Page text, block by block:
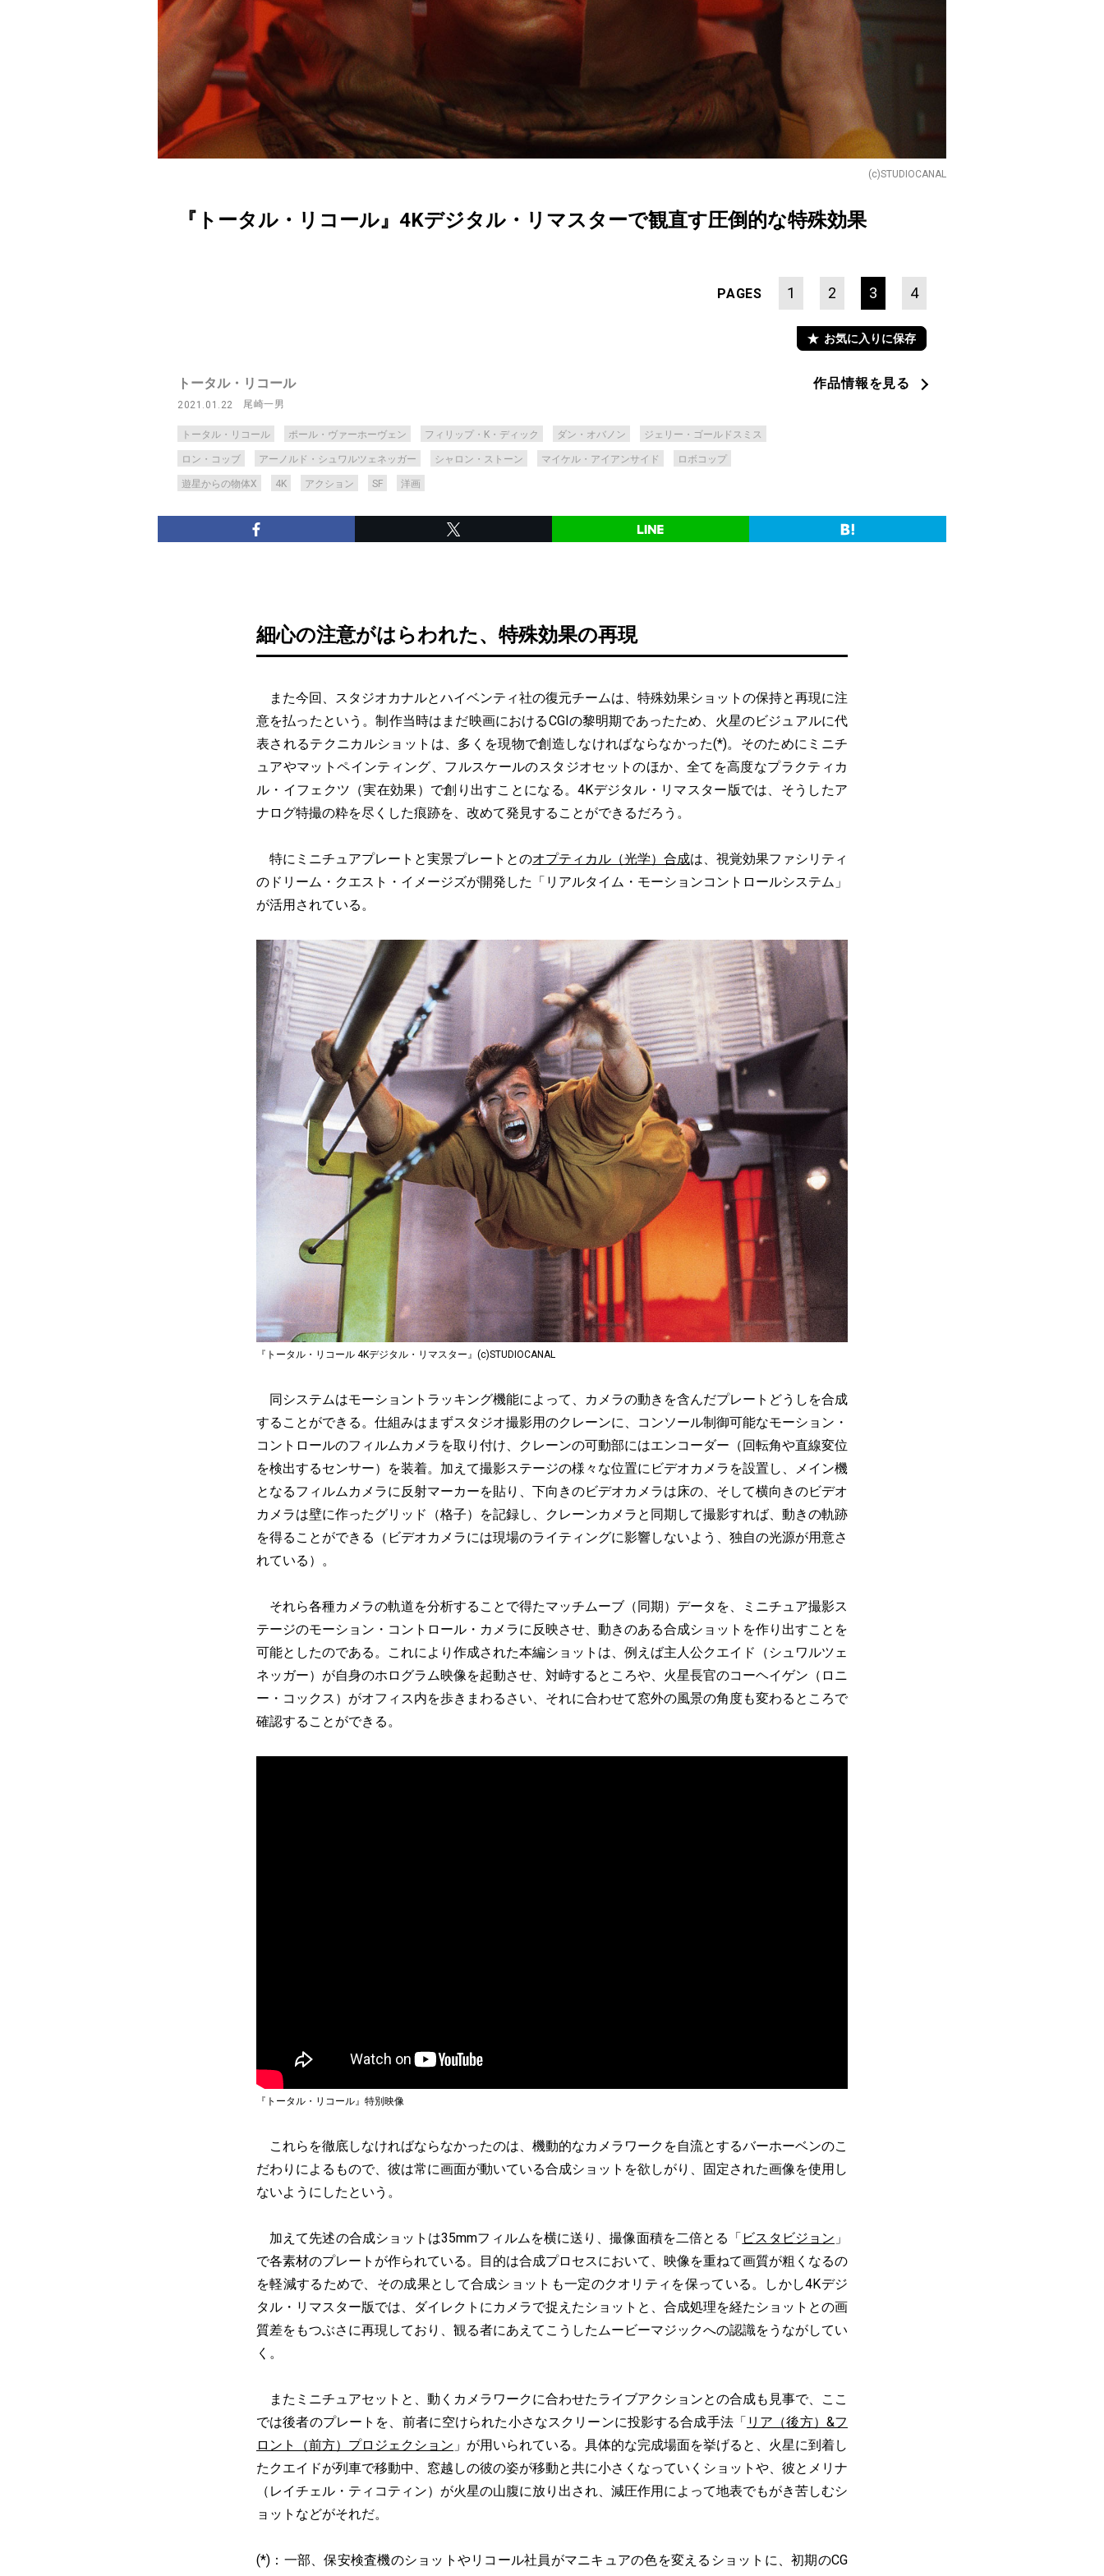
(c)STUDIOCANAL
『トータル・リコール』4Kデジタル・リマスターで観直す圧倒的な特殊効果
PAGES 1 2 3 4
お気に入りに保存
トータル・リコール
2021.01.22 尾崎一男
トータル・リコール ポール・ヴァーホーヴェン フィリップ・K・ディック ダン・オバノン ジェリー・ゴールドスミス
ロン・コッブ アーノルド・シュワルツェネッガー シャロン・ストーン マイケル・アイアンサイド ロボコップ
遊星からの物体X 4K アクション SF 洋画
作品情報を見る
細心の注意がはらわれた、特殊効果の再現
また今回、スタジオカナルとハイベンティ社の復元チームは、特殊効果ショットの保持と再現に注
意を払ったという。制作当時はまだ映画におけるCGIの黎明期であったため、火星のビジュアルに代
表されるテクニカルショットは、多くを現物で創造しなければならなかった(*)。そのためにミニチ
ュアやマットペインティング、フルスケールのスタジオセットのほか、全てを高度なプラクティカ
ル・イフェクツ（実在効果）で創り出すことになる。4Kデジタル・リマスター版では、そうしたア
ナログ特撮の粋を尽くした痕跡を、改めて発見することができるだろう。
特にミニチュアプレートと実景プレートとのオプティカル（光学）合成は、視覚効果ファシリティ
のドリーム・クエスト・イメージズが開発した「リアルタイム・モーションコントロールシステム」
が活用されている。
『トータル・リコール 4Kデジタル・リマスター』 (c)STUDIOCANAL
同システムはモーショントラッキング機能によって、カメラの動きを含んだプレートどうしを合成
することができる。仕組みはまずスタジオ撮影用のクレーンに、コンソール制御可能なモーション・
コントロールのフィルムカメラを取り付け、クレーンの可動部にはエンコーダー（回転角や直線変位
を検出するセンサー）を装着。加えて撮影ステージの様々な位置にビデオカメラを設置し、メイン機
となるフィルムカメラに反射マーカーを貼り、下向きのビデオカメラは床の、そして横向きのビデオ
カメラは壁に作ったグリッド（格子）を記録し、クレーンカメラと同期して撮影すれば、動きの軌跡
を得ることができる（ビデオカメラには現場のライティングに影響しないよう、独自の光源が用意さ
れている）。
それら各種カメラの軌道を分析することで得たマッチムーブ（同期）データを、ミニチュア撮影ス
テージのモーション・コントロール・カメラに反映させ、動きのある合成ショットを作り出すことを
可能としたのである。これにより作成された本編ショットは、例えば主人公クエイド（シュワルツェ
ネッガー）が自身のホログラム映像を起動させ、対峙するところや、火星長官のコーヘイゲン（ロニ
ー・コックス）がオフィス内を歩きまわるさい、それに合わせて窓外の風景の角度も変わるところで
確認することができる。
『トータル・リコール』特別映像
これらを徹底しなければならなかったのは、機動的なカメラワークを自流とするバーホーベンのこ
だわりによるもので、彼は常に画面が動いている合成ショットを欲しがり、固定された画像を使用し
ないようにしたという。
加えて先述の合成ショットは35mmフィルムを横に送り、撮像面積を二倍とる「 ビスタビジョン 」
で各素材のプレートが作られている。目的は合成プロセスにおいて、映像を重ねて画質が粗くなるの
を軽減するためで、その成果として合成ショットも一定のクオリティを保っている。しかし4Kデジ
タル・リマスター版では、ダイレクトにカメラで捉えたショットと、合成処理を経たショットとの画
質差をもつぶさに再現しており、観る者にあえてこうしたムービーマジックへの認識をうながしてい
く。
またミニチュアセットと、動くカメラワークに合わせたライブアクションとの合成も見事で、ここ
では後者のプレートを、前者に空けられた小さなスクリーンに投影する合成手法「 リア（後方）&フ
ロント（前方）プロジェクション 」が用いられている。具体的な完成場面を挙げると、火星に到着し
たクエイドが列車で移動中、窓越しの彼の姿が移動と共に小さくなっていくショットや、彼とメリナ
（レイチェル・ティコティン）が火星の山腹に放り出され、減圧作用によって地表でもがき苦しむシ
ョットなどがそれだ。
(*)：一部、保安検査機のショットやリコール社員がマニキュアの色を変えるショットに、初期のCG